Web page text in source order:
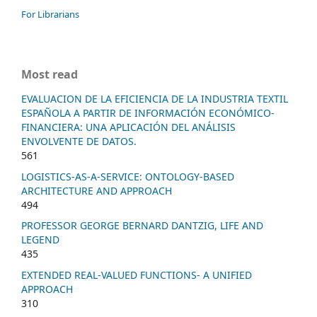
For Librarians
Most read
EVALUACION DE LA EFICIENCIA DE LA INDUSTRIA TEXTIL
ESPAÑOLA A PARTIR DE INFORMACIÓN ECONÓMICO-
FINANCIERA: UNA APLICACIÓN DEL ANÁLISIS
ENVOLVENTE DE DATOS.
561
LOGISTICS-AS-A-SERVICE: ONTOLOGY-BASED
ARCHITECTURE AND APPROACH
494
PROFESSOR GEORGE BERNARD DANTZIG, LIFE AND
LEGEND
435
EXTENDED REAL-VALUED FUNCTIONS- A UNIFIED
APPROACH
310